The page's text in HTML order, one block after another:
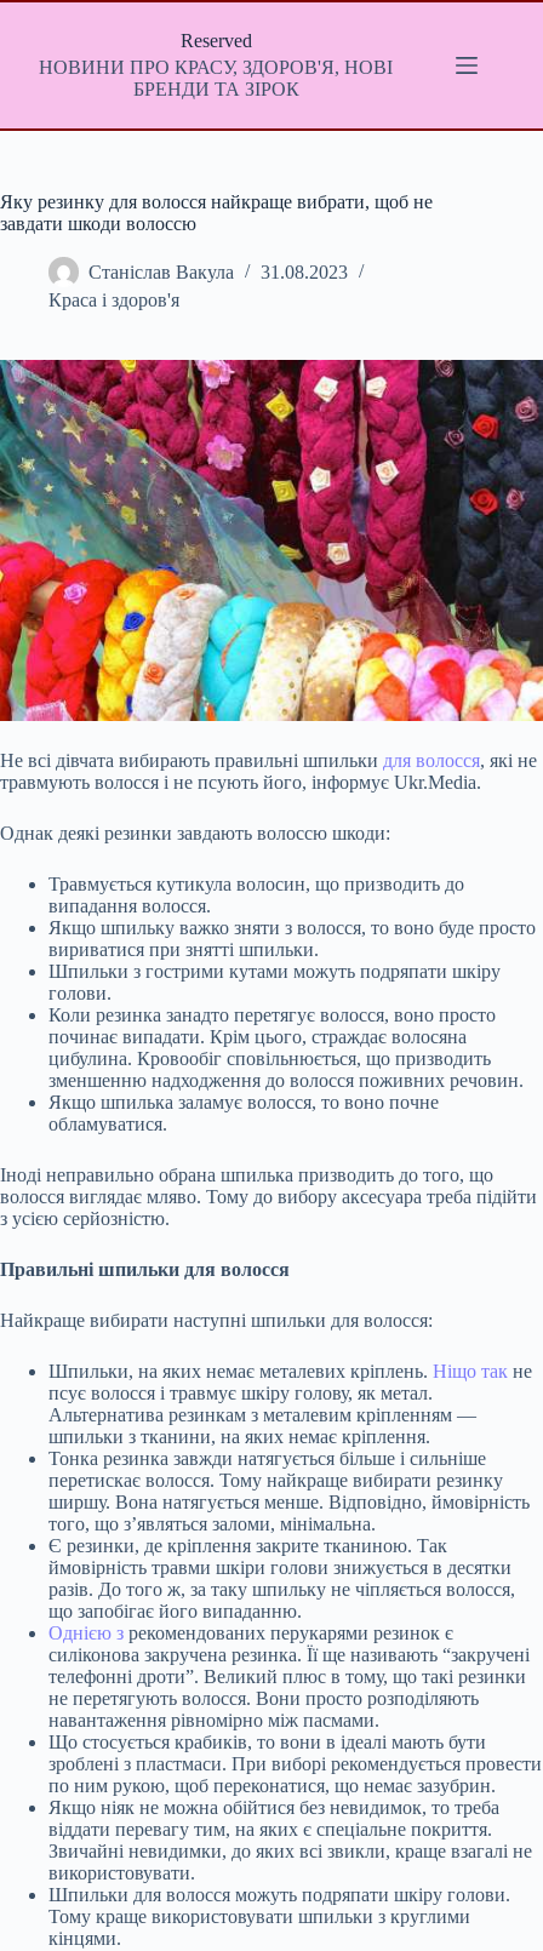
Перейти
Reserved
НОВИНИ ПРО КРАСУ, ЗДОРОВ'Я, НОВІ
БРЕНДИ ТА ЗІРОК
Яку резинку для волосся найкраще вибрати, щоб не
завдати шкоди волоссю
Станіслав Вакула
31.08.2023
Краса і здоров'я
Не всі дівчата вибирають правильні шпильки для волосся, які не
травмують волосся і не псують його, інформує Ukr.Media.
Однак деякі резинки завдають волоссю шкоди:
Травмується кутикула волосин, що призводить до
випадання волосся.
Якщо шпильку важко зняти з волосся, то воно буде просто
вириватися при знятті шпильки.
Шпильки з гострими кутами можуть подряпати шкіру
голови.
Коли резинка занадто перетягує волосся, воно просто
починає випадати. Крім цього, страждає волосяна
цибулина. Кровообіг сповільнюється, що призводить
зменшенню надходження до волосся поживних речовин.
Якщо шпилька заламує волосся, то воно почне
обламуватися.
Іноді неправильно обрана шпилька призводить до того, що
волосся виглядає мляво. Тому до вибору аксесуара треба підійти
з усією серйозністю.
Правильні шпильки для волосся
Найкраще вибирати наступні шпильки для волосся:
Шпильки, на яких немає металевих кріплень. Ніщо так не
псує волосся і травмує шкіру голову, як метал.
Альтернатива резинкам з металевим кріпленням —
шпильки з тканини, на яких немає кріплення.
Тонка резинка завжди натягується більше і сильніше
перетискає волосся. Тому найкраще вибирати резинку
ширшу. Вона натягується менше. Відповідно, ймовірність
того, що з’являться заломи, мінімальна.
Є резинки, де кріплення закрите тканиною. Так
ймовірність травми шкіри голови знижується в десятки
разів. До того ж, за таку шпильку не чіпляється волосся,
що запобігає його випаданню.
Однією з рекомендованих перукарями резинок є
силіконова закручена резинка. Її ще називають “закручені
телефонні дроти”. Великий плюс в тому, що такі резинки
не перетягують волосся. Вони просто розподіляють
навантаження рівномірно між пасмами.
Що стосується крабиків, то вони в ідеалі мають бути
зроблені з пластмаси. При виборі рекомендується провести
по ним рукою, щоб переконатися, що немає зазубрин.
Якщо ніяк не можна обійтися без невидимок, то треба
віддати перевагу тим, на яких є спеціальне покриття.
Звичайні невидимки, до яких всі звикли, краще взагалі не
використовувати.
Шпильки для волосся можуть подряпати шкіру голови.
Тому краще використовувати шпильки з круглими
кінцями.